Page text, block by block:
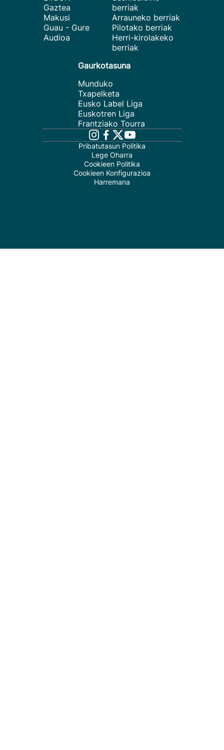
Gaztea
Makusi
Guau - Gure
Audioa
berriak
Arrauneko berriak
Pilotako berriak
Herri-kirolakeko
berriak
Gaurkotasuna
Munduko
Txapelketa
Eusko Label Liga
Euskotren Liga
Frantziako Tourra
Pribatutasun Politika
Lege Oharra
Cookieen Politika
Cookieen Konfigurazioa
Harremana